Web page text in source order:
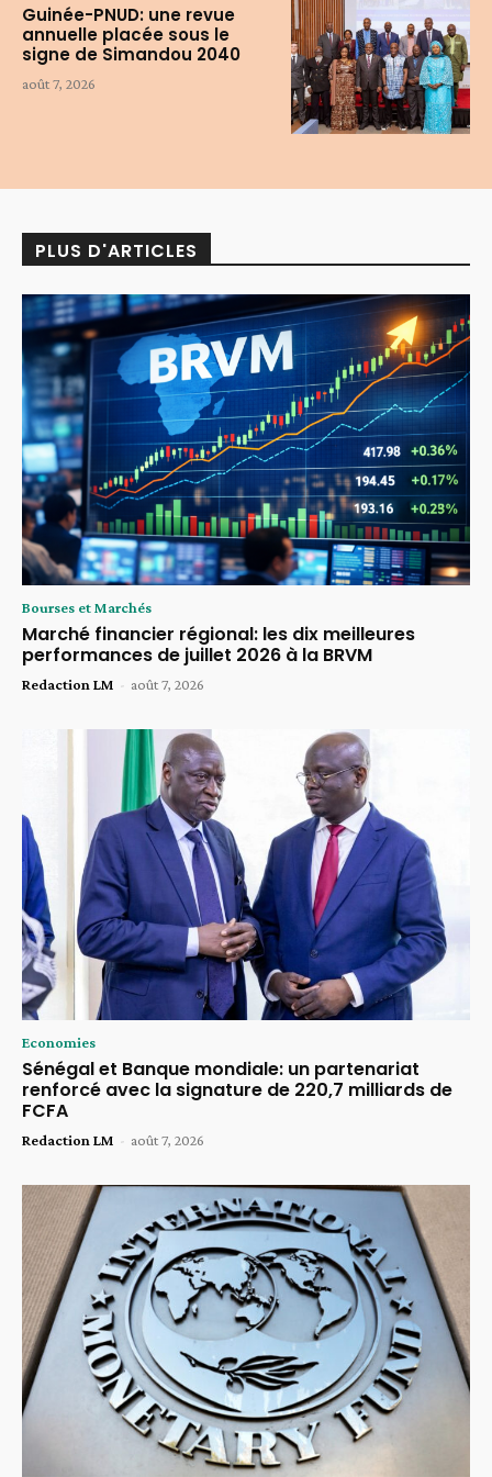
Guinée-PNUD: une revue
annuelle placée sous le
signe de Simandou 2040
août 7, 2026
PLUS D'ARTICLES
Bourses et Marchés
Marché financier régional: les dix meilleures
performances de juillet 2026 à la BRVM
Redaction LM - août 7, 2026
Economies
Sénégal et Banque mondiale: un partenariat
renforcé avec la signature de 220,7 milliards de
FCFA
Redaction LM - août 7, 2026